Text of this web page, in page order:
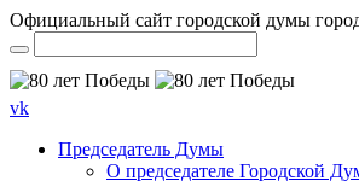
Официальный сайт городской думы
vk
Председатель Думы
О председателе Городской